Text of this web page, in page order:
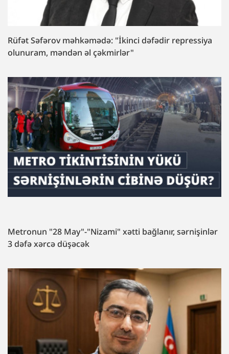
Rüfət Səfərov məhkəmədə: "İkinci dəfədir repressiya
olunuram, məndən əl çəkmirlər"
Metronun "28 May"-"Nizami" xətti bağlanır, sərnişinlər
3 dəfə xərcə düşəcək